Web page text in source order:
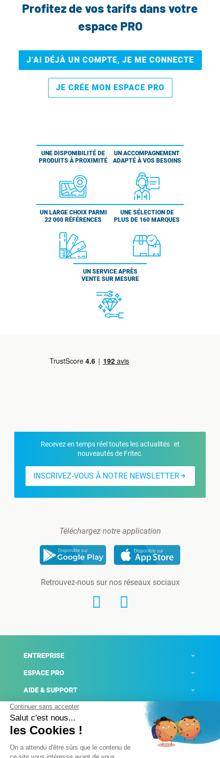
Profitez de vos tarifs dans votre
espace PRO
J’AI DÉJÀ UN COMPTE, JE ME CONNECTE
JE CRÉE MON ESPACE PRO
UNE DISPONIBILITÉ DE
PRODUITS À PROXIMITÉ
UN ACCOMPAGNEMENT
ADAPTÉ À VOS BESOINS
UN LARGE CHOIX PARMI
22 000 RÉFÉRENCES
UNE SÉLECTION DE
PLUS DE 160 MARQUES
UN SERVICE APRÈS
VENTE SUR MESURE
Recevez en temps réel toutes les actualités et
nouveautés de Fritec.
INSCRIVEZ-VOUS À NOTRE NEWSLETTER
Téléchargez notre application
Retrouvez-nous sur nos réseaux sociaux
ENTREPRISE
ESPACE PRO
AIDE & SUPPORT
ACTUALITÉS
Mentions légales